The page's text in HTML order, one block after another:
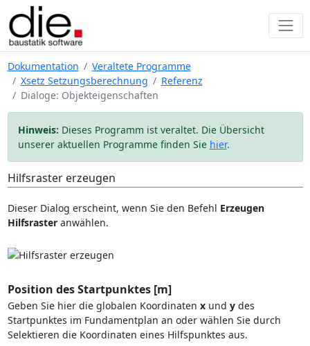
Dokumentation
Veraltete Programme
Xsetz Setzungsberechnung
Referenz
Dialoge: Objekteigenschaften
Hinweis: Dieses Programm ist veraltet. Die Übersicht
unserer aktuellen Programme finden Sie hier.
Hilfsraster erzeugen
Dieser Dialog erscheint, wenn Sie den Befehl Erzeugen
Hilfsrasteranwählen.
Position des Startpunktes [m]
Geben Sie hier die globalen Koordinaten xund ydes
Startpunktes im Fundamentplan an oder wählen Sie durch
Selektieren die Koordinaten eines Hilfspunktes aus.